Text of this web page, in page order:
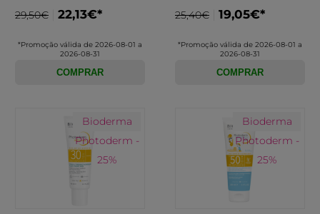
29,50€
22,13€*
*Promoção válida de 2026-08-01 a
2026-08-31
COMPRAR
25,40€
19,05€*
*Promoção válida de 2026-08-01 a
2026-08-31
COMPRAR
Bioderma
Photoderm -
25%
Bioderma
Photoderm -
25%